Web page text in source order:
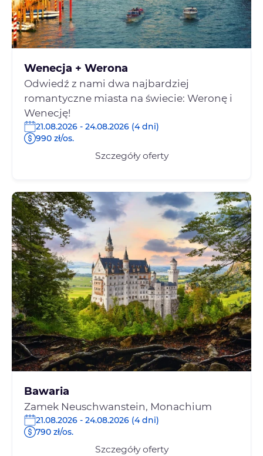
Wenecja + Werona
Odwiedź z nami dwa najbardziej
romantyczne miasta na świecie: Weronę i
Wenecję!
21.08.2026 - 24.08.2026 (4 dni)
990 zł/os.
Szczegóły oferty
Bawaria
Zamek Neuschwanstein, Monachium
21.08.2026 - 24.08.2026 (4 dni)
790 zł/os.
Szczegóły oferty